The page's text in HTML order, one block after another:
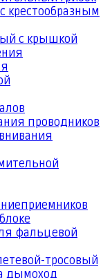
крестообразным
с крышкой
проводников
фальцевой
тросовый
дымоход